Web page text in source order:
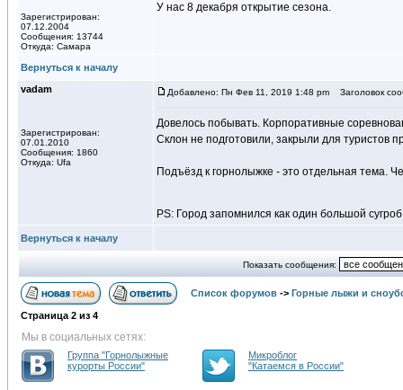
Зарегистрирован:
07.12.2004
Сообщения: 13744
Откуда: Самара
У нас 8 декабря открытие сезона.
Вернуться к началу
vadam
Зарегистрирован:
07.01.2010
Сообщения: 1860
Откуда: Ufa
Добавлено: Пн Фев 11, 2019 1:48 pm Заголовок
Довелось побывать. Корпоративные
Склон не подготовили, закрыли для туристов
Подъёзд к горнолыжке - это отдельная тема.
PS: Город запомнился как один большой
Вернуться к началу
Показать сообщения:
Список форумов -> Горные лыжи и
Страница 2 из 4
Мы в социальных сетях:
Группа "Горнолыжные
курорты России"
Микроблог
"Катаемся в России"